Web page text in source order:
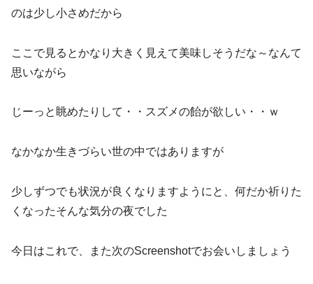
のは少し小さめだから
ここで見るとかなり大きく見えて美味しそうだな～なんて
思いながら
じーっと眺めたりして・・スズメの飴が欲しい・・ｗ
なかなか生きづらい世の中ではありますが
少しずつでも状況が良くなりますようにと、何だか祈りた
くなったそんな気分の夜でした
今日はこれで、また次のScreenshotでお会いしましょう